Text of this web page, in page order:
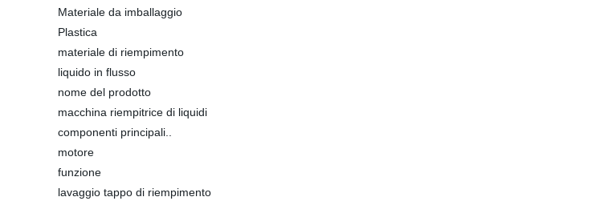
Materiale da imballaggio
Plastica
materiale di riempimento
liquido in flusso
nome del prodotto
macchina riempitrice di liquidi
componenti principali..
motore
funzione
lavaggio tappo di riempimento